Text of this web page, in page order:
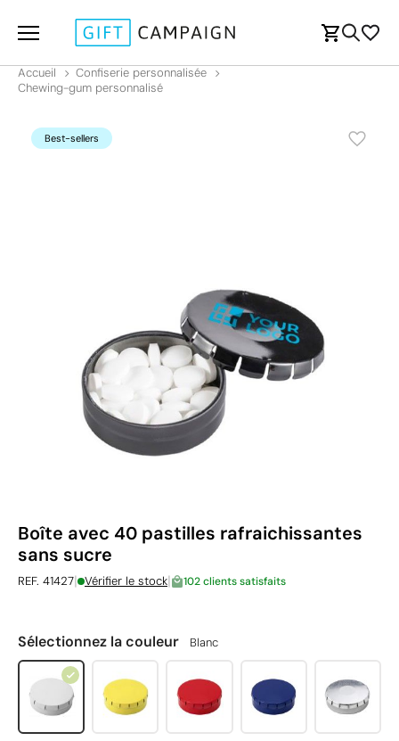
Accueil
Confiserie personnalisée
Chewing-gum personnalisé
Best-sellers
Boîte avec 40 pastilles rafraichissantes
sans sucre
REF. 41427| Vérifier le stock| 102 clients satisfaits
Sélectionnez la couleur Blanc